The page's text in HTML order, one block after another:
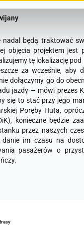
nadal będą traktować
objęcia projektem jest
tę lokalizację
za wcześnie, aby
dołączymy go do
jazdy – mówi prezes
się to stać przy jego
Poręby Huta,
konieczne będzie
przez naszych
danie im czasu na
pasażerów o